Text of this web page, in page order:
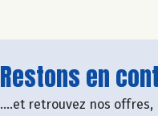
Restons en
....et retrouvez nos